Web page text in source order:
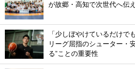
が故郷・高知で次世代へ伝
「少しぼやけているだけで
リーグ屈指のシューター・
る”ことの重要性